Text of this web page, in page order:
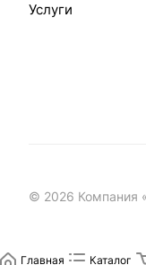
Услуги
© 2026 Компания
Главная Каталог